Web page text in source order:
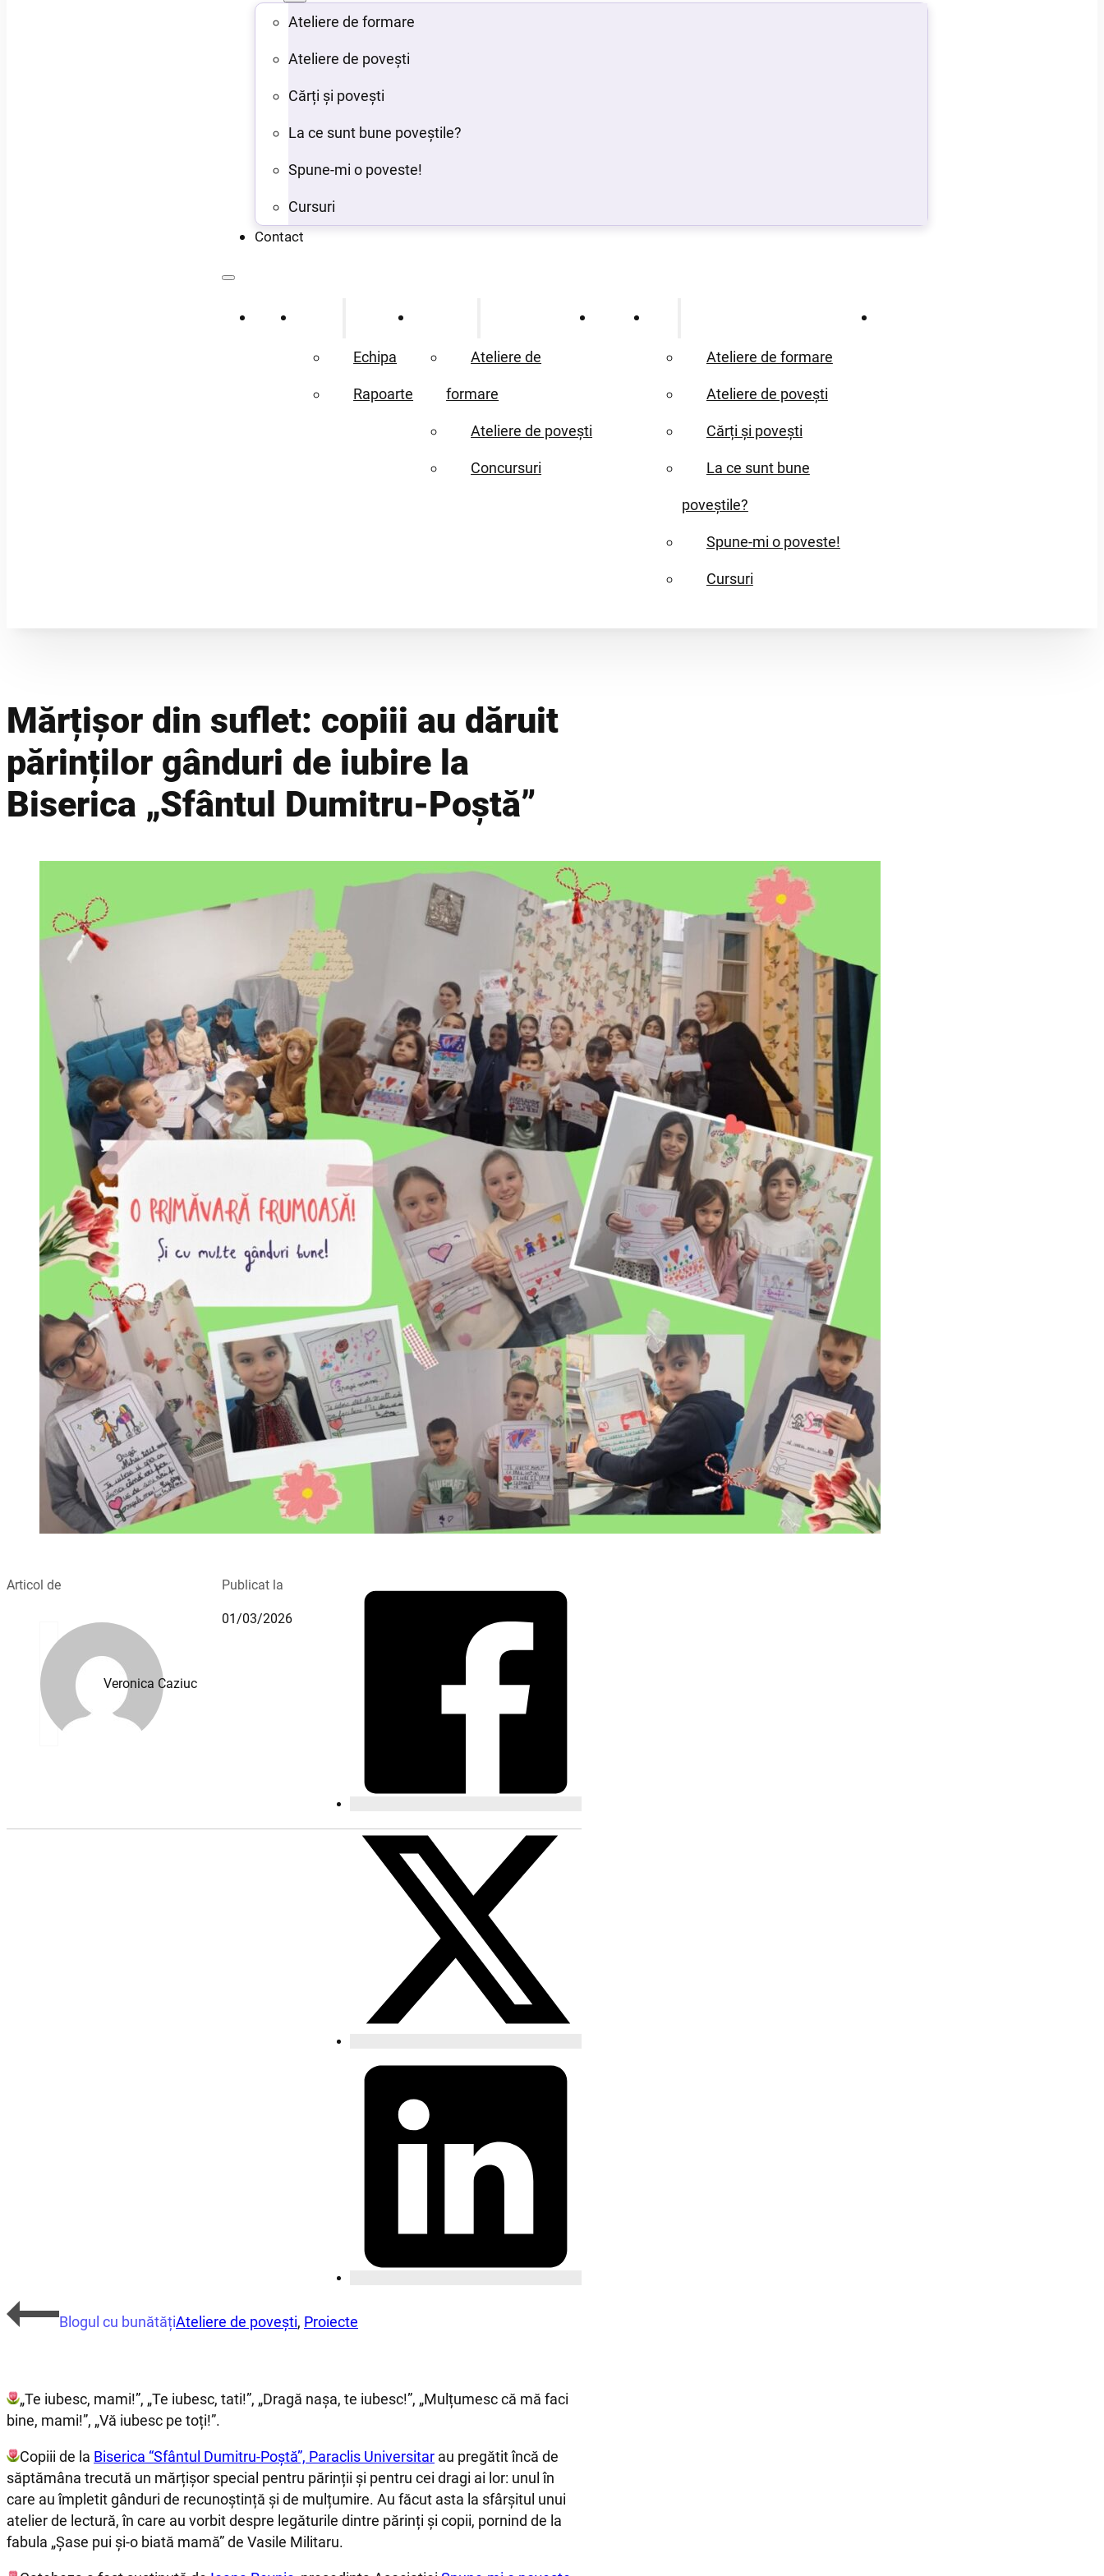
Ateliere de formare
Ateliere de povești
Cărți și povești
La ce sunt bune poveștile?
Spune-mi o poveste!
Cursuri
Contact
Acasă
Echipa
Rapoarte
Ateliere de
formare
Ateliere de povești
Concursuri
Proiecte
Ateliere de formare
Ateliere de povești
Cărți și povești
La ce sunt bune
poveștile?
Spune-mi o poveste!
Cursuri
Mărțișor din suflet: copiii au dăruit
părinților gânduri de iubire la
Biserica „Sfântul Dumitru-Poștă”
Articol de
Veronica Caziuc
Publicat la
01/03/2026
Blogul cu bunătățiAteliere de povești, Proiecte
„Te iubesc, mami!”, „Te iubesc, tati!”, „Dragă nașa, te iubesc!”, „Mulțumesc că mă faci
bine, mami!”, „Vă iubesc pe toți!”.
Copiii de la Biserica “Sfântul Dumitru-Poştă”, Paraclis Universitar au pregătit încă de
săptămâna trecută un mărțișor special pentru părinții și pentru cei dragi ai lor: unul în
care au împletit gânduri de recunoștință și de mulțumire. Au făcut asta la sfârșitul unui
atelier de lectură, în care au vorbit despre legăturile dintre părinți și copii, pornind de la
fabula „Șase pui și-o biată mamă” de Vasile Militaru.